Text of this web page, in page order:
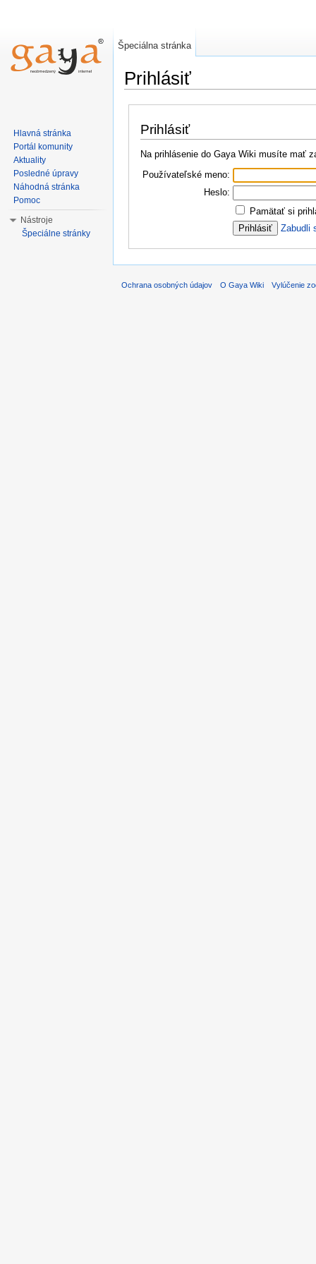
Prihlásiť
Prihlásiť
Na prihlásenie do Gaya Wiki musíte mať
Používateľské meno:
Heslo:
Pamätať si
Zabudli
Špeciálna stránka
Hlavná stránka
Portál komunity
Aktuality
Posledné úpravy
Náhodná stránka
Pomoc
Nástroje
Špeciálne stránky
Ochrana osobných údajov O Gaya Wiki Vylúčenie